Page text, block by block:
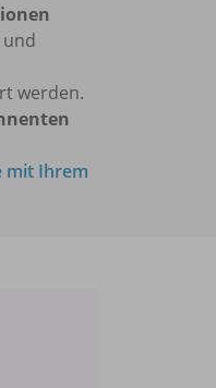
und
werden.
mit Ihrem